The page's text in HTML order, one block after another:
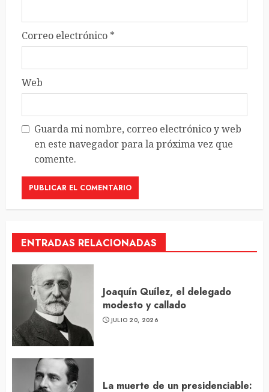
Correo electrónico *
Web
Guarda mi nombre, correo electrónico y web
en este navegador para la próxima vez que
comente.
ENTRADAS RELACIONADAS
Joaquín Quílez, el delegado
modesto y callado
JULIO 20, 2026
La muerte de un presidenciable: